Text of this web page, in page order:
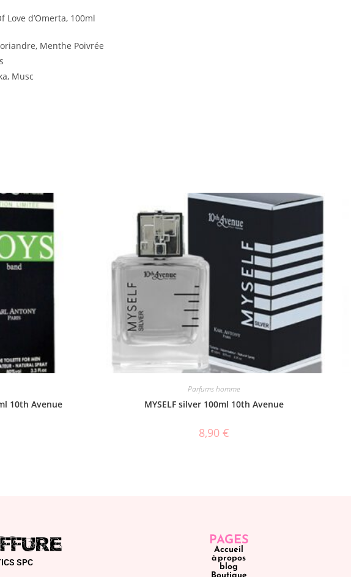
d’Omerta, 100ml
Menthe Poivrée
Musc
10th Avenue
Parfums homme
MYSELF silver 100ml 10th Avenue
8,90 €
SPC
PAGES
Accueil
à propos
blog